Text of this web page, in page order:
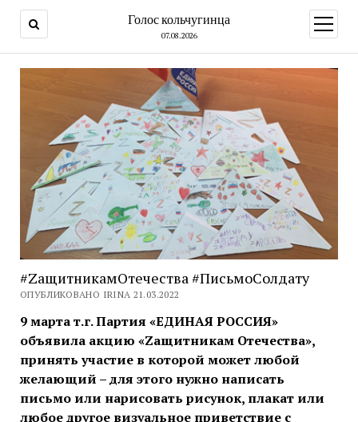
Голос кольчугинца
07.08.2026
меню
#ZащитникамОтечества #ПисьмоСолдату
ОПУБЛИКОВАНО IRINA 21.03.2022
9 марта т.г. Партия «ЕДИНАЯ РОССИЯ»
объявила акцию «Zащитникам Отечества»,
принять участие в которой может любой
желающий – для этого нужно написать
письмо или нарисовать рисунок, плакат или
любое другое визуальное приветствие с